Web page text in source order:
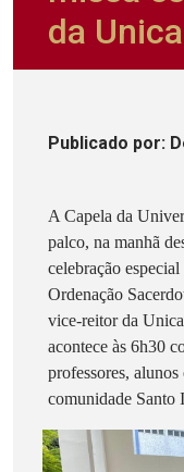
da
Publicado por:
A Capela da
palco, na manhã
celebração
Ordenação
vice-reitor da
acontece às 6h30
professores,
comunidade Santo